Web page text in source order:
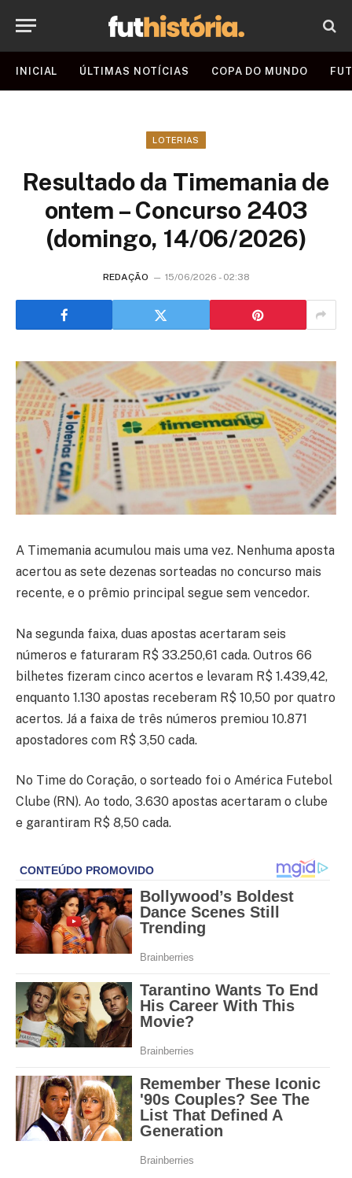
INICIAL ÚLTIMAS NOTÍCIAS COPA DO MUNDO
LOTERIAS
Resultado da Timemania de
ontem – Concurso 2403
(domingo, 14/06/2026)
REDAÇÃO 15/06/2026 - 02:38
A Timemania acumulou mais uma vez. Nenhuma aposta
acertou as sete dezenas sorteadas no concurso mais
recente, e o prêmio principal segue sem vencedor.
Na segunda faixa, duas apostas acertaram seis
números e faturaram R$ 33.250,61 cada. Outros 66
bilhetes fizeram cinco acertos e levaram R$ 1.439,42,
enquanto 1.130 apostas receberam R$ 10,50 por quatro
acertos. Já a faixa de três números premiou 10.871
apostadores com R$ 3,50 cada.
No Time do Coração, o sorteado foi o América Futebol
Clube (RN). Ao todo, 3.630 apostas acertaram o clube
e garantiram R$ 8,50 cada.